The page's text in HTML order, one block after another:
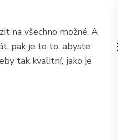
na všechno možné. A
pak je to to, abyste
tak kvalitní, jako je